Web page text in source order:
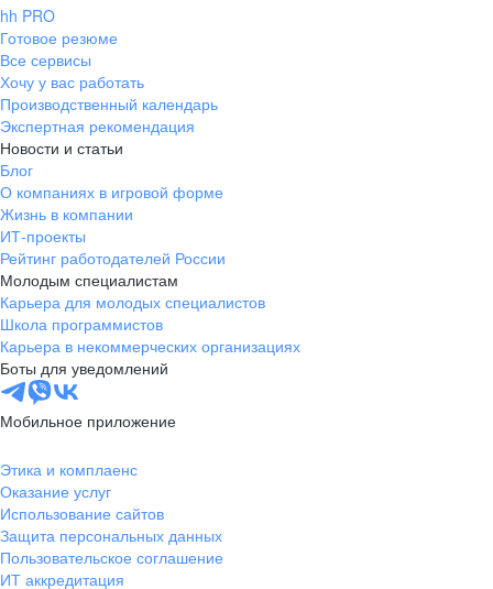
hh PRO
Готовое резюме
Все сервисы
Хочу у вас работать
Производственный календарь
Экспертная рекомендация
Новости и статьи
Блог
О компаниях в игровой форме
Жизнь в компании
ИТ-проекты
Рейтинг работодателей России
Молодым специалистам
Карьера для молодых специалистов
Школа программистов
Карьера в некоммерческих организациях
Боты для уведомлений
Мобильное приложение
Этика и комплаенс
Оказание услуг
Использование сайтов
Защита персональных данных
Пользовательское соглашение
ИТ аккредитация